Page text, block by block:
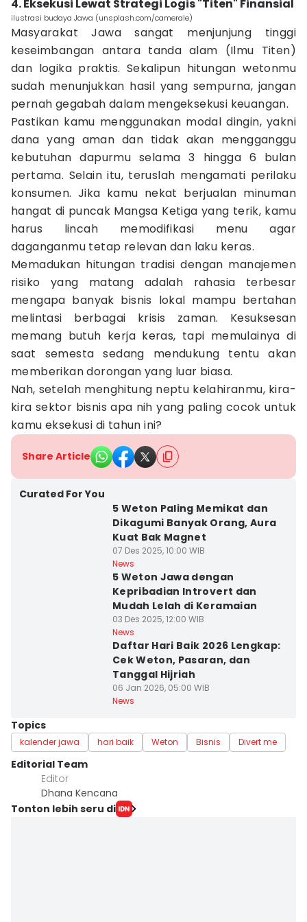
4. Eksekusi Lewat Strategi Logis "Titen" Finansial
ilustrasi budaya Jawa (unsplash.com/camerale)
Masyarakat Jawa sangat menjunjung tinggi
keseimbangan antara tanda alam (Ilmu Titen)
dan logika praktis. Sekalipun hitungan wetonmu
sudah menunjukkan hasil yang sempurna, jangan
pernah gegabah dalam mengeksekusi keuangan.
Pastikan kamu menggunakan modal dingin, yakni
dana yang aman dan tidak akan mengganggu
kebutuhan dapurmu selama 3 hingga 6 bulan
pertama. Selain itu, teruslah mengamati perilaku
konsumen. Jika kamu nekat berjualan minuman
hangat di puncak Mangsa Ketiga yang terik, kamu
harus lincah memodifikasi menu agar
daganganmu tetap relevan dan laku keras.
Memadukan hitungan tradisi dengan manajemen
risiko yang matang adalah rahasia terbesar
mengapa banyak bisnis lokal mampu bertahan
melintasi berbagai krisis zaman. Kesuksesan
memang butuh kerja keras, tapi memulainya di
saat semesta sedang mendukung tentu akan
memberikan dorongan yang luar biasa.
Nah, setelah menghitung neptu kelahiranmu, kira-
kira sektor bisnis apa nih yang paling cocok untuk
kamu eksekusi di tahun ini?
Share Article
Curated For You
5 Weton Paling Memikat dan
Dikagumi Banyak Orang, Aura
Kuat Bak Magnet
07 Des 2025, 10:00 WIB
News
5 Weton Jawa dengan
Kepribadian Introvert dan
Mudah Lelah di Keramaian
03 Des 2025, 12:00 WIB
News
Daftar Hari Baik 2026 Lengkap:
Cek Weton, Pasaran, dan
Tanggal Hijriah
06 Jan 2026, 05:00 WIB
News
Topics
kalender jawa hari baik Weton Bisnis Divert me
Editorial Team
Editor
Dhana Kencana
Tonton lebih seru di